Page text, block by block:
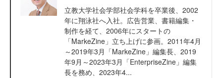
立教大学社会学部社会学科を卒業後、2002
年に翔泳社へ入社。広告営業、書籍編集・
制作を経て、2006年にスタートの
「MarkeZine」立ち上げに参画。2011年4月
～2019年3月「MarkeZine」編集長、2019
年9月～2023年3月「EnterpriseZine」編集
長を務め、2023年4...